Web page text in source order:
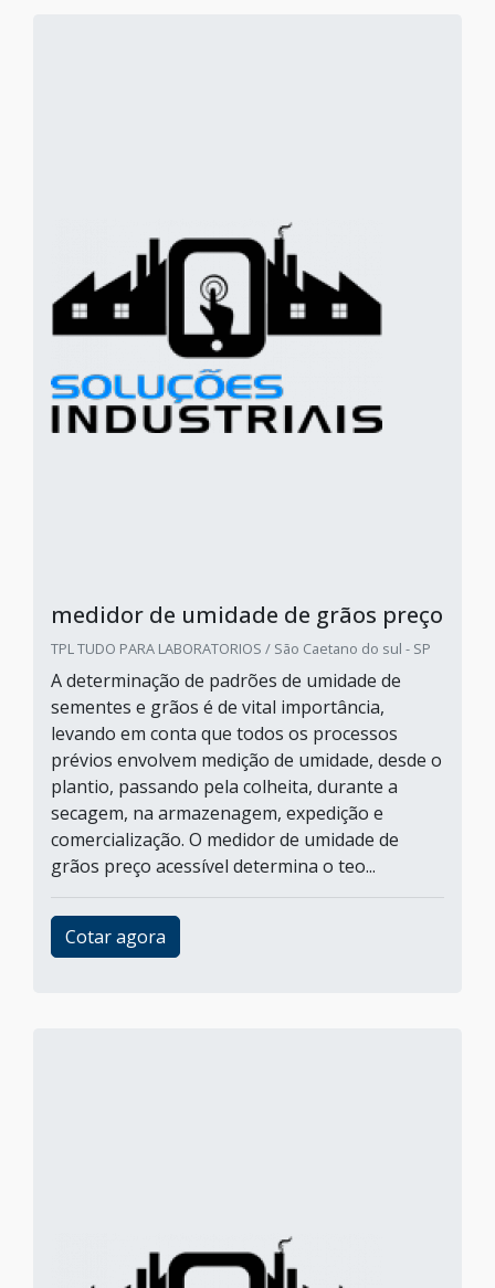
medidor de umidade de grãos preço
TPL TUDO PARA LABORATORIOS / São Caetano do sul - SP
A determinação de padrões de umidade de
sementes e grãos é de vital importância,
levando em conta que todos os processos
prévios envolvem medição de umidade, desde o
plantio, passando pela colheita, durante a
secagem, na armazenagem, expedição e
comercialização. O medidor de umidade de
grãos preço acessível determina o teo...
Cotar agora